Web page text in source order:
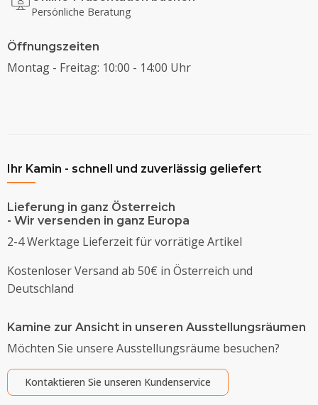
Persönliche Beratung
Öffnungszeiten
Montag - Freitag: 10:00 - 14:00 Uhr
Ihr Kamin - schnell und zuverlässig geliefert
Lieferung in ganz Österreich
- Wir versenden in ganz Europa
2-4 Werktage Lieferzeit für vorrätige Artikel
Kostenloser Versand ab 50€ in Österreich und
Deutschland
Kamine zur Ansicht in unseren Ausstellungsräumen
Möchten Sie unsere Ausstellungsräume besuchen?
Kontaktieren Sie unseren Kundenservice